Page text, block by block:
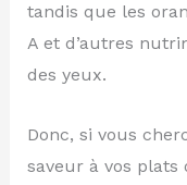
tandis que les
A et d’autres
des yeux.
Donc, si vous
saveur à vos